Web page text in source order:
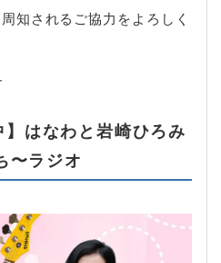
知されるご協力をよろしく
】はなわと岩崎ひろみ
ラジオ